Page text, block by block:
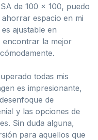
de 100 x 100, puedo
espacio en mi
ajustable en
encontrar la mejor
todas mis
es impresionante,
de
y las opciones de
Sin duda alguna,
para aquellos que